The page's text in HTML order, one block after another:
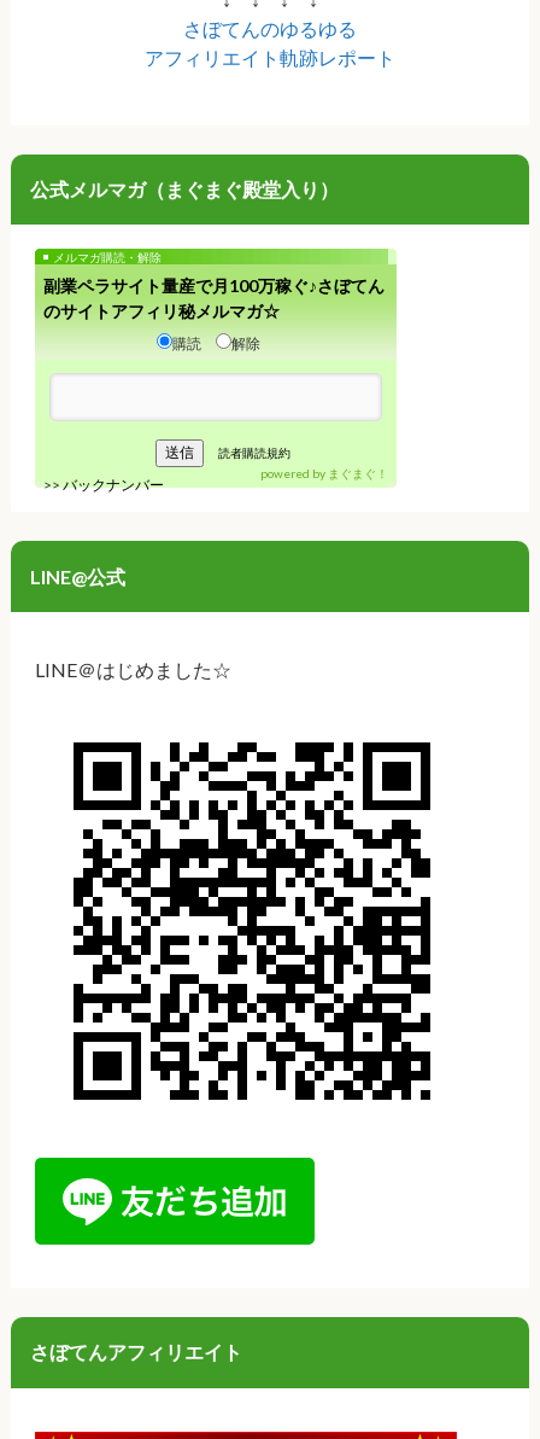
さぼてんのゆるゆる
アフィリエイト軌跡レポート
公式メルマガ（まぐまぐ殿堂入り）
メルマガ購読・解除
副業ペラサイト量産で月100万稼ぐ♪さぼてん
のサイトアフィリ秘メルマガ☆
購読 解除
読者購読規約
>>バックナンバー
powered by まぐまぐ！
LINE@公式
LINE＠はじめました☆
さぼてんアフィリエイト